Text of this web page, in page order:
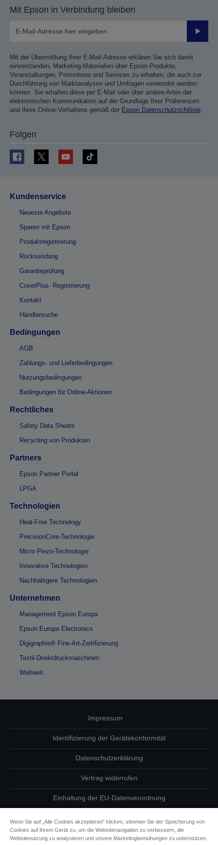
Mit Epson in Verbindung bleiben
Mit der Übermittlung Ihrer E-Mail-Adresse erklären Sie sich damit
einverstanden, Marketing-Materialien über Epson Produkte,
Veranstaltungen, Promotions und Services zu erhalten, die auch zur
Durchführung von Marktanalysen und Umfragen verwendet werden
können. Sie erhalten diese per E-Mail oder über andere Arten der
elektronischen Kommunikation auf der Grundlage Ihrer Präferenzen
und Ihres Online-Verhaltens gemäß der Epson Datenschutzrichtlinie
Folgen
Kundenservice
Neueste Angebote
Sparen mit Epson
Produktregistrierung
Rücksendung
Garantieprüfung
CoverPlus- Registrierung
Kontakt
Händlersuche
Bedingungen
AGB
Zahlungs- und Lieferbedingungen
Nutzungsbedingungen
Bedingungen für Online-Aktionen
Rechtliches
Safety Data Sheets
Recycling von Produkten
Partners
Epson Partner Portal
LPGA
Technologien
Heat-Free Technology
PrecisionCore-Technologie
Micro Piezo-Technologie
Innovative Technologien
Nachhaltigere Technologien
Unternehmen
Management Epson Europa
Epson Europe Electronics
Digigraphie® Fine-Art-Zertifizierung
Textil-Direktdruckmaschinen
Weltweit
Impressum
Identifizierung der Gerätekonformität
Datenschutzerklärung
Vertrag widerrufen
Einhaltung der EU-Datenverordnung
Informationen zu Cookies
Wenn Sie auf „Alle Cookies akzeptieren“ klicken, stimmen Sie der Speicherung von
Cookies auf Ihrem Gerät zu, um die Websitenavigation zu verbessern, die
Websitenutzung zu analysieren und unsere Marketingbemühungen zu unterstützen.